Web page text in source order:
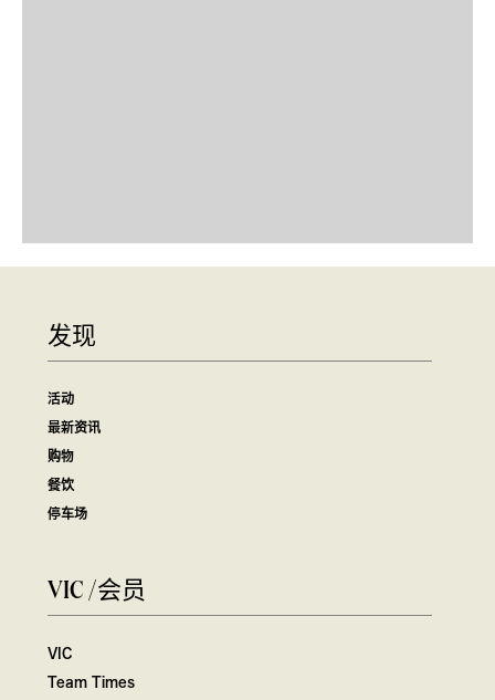
发现
活动
最新资讯
购物
餐饮
停车场
VIC /会员
VIC
Team Times